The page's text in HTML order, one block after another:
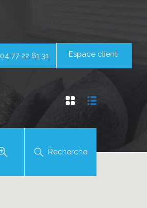
04 77 22 61 31 Espace client
Recherche